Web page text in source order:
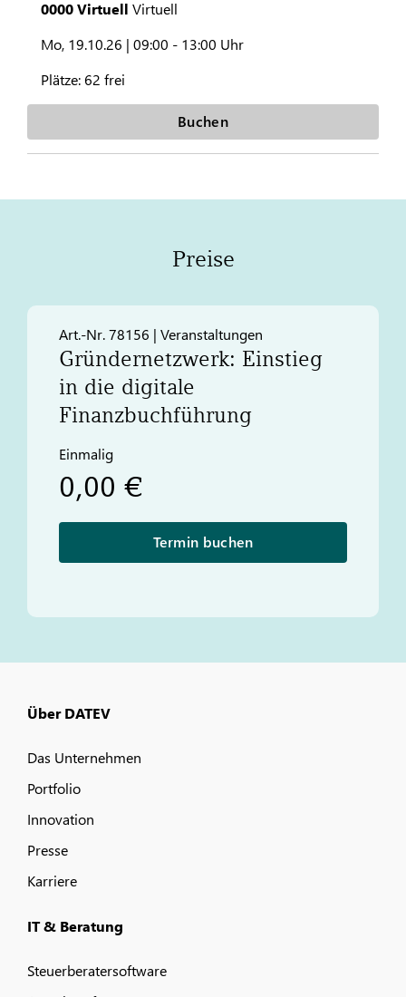
0000 Virtuell Virtuell
Mo, 19.10.26 | 09:00 - 13:00 Uhr
Plätze: 62 frei
Buchen
Preise
Art.-Nr. 78156 | Veranstaltungen
Gründernetzwerk: Einstieg
in die digitale
Finanzbuchführung
Einmalig
0,00 €
Termin buchen
Über DATEV
Das Unternehmen
Portfolio
Innovation
Presse
Karriere
IT & Beratung
Steuerberatersoftware